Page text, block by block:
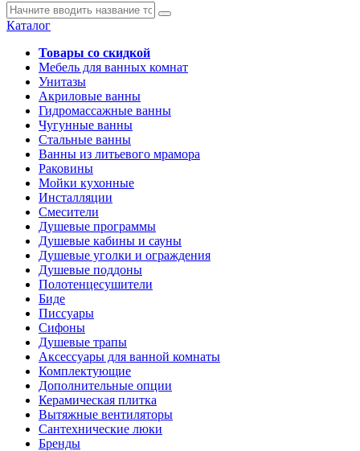
Каталог
Товары со скидкой
Мебель для ванных комнат
Унитазы
Акриловые ванны
Гидромассажные ванны
Чугунные ванны
Стальные ванны
Ванны из литьевого мрамора
Раковины
Мойки кухонные
Инсталляции
Смесители
Душевые программы
Душевые кабины и сауны
Душевые уголки и ограждения
Душевые поддоны
Полотенцесушители
Биде
Писсуары
Сифоны
Душевые трапы
Аксессуары для ванной комнаты
Комплектующие
Дополнительные опции
Керамическая плитка
Вытяжные вентиляторы
Сантехнические люки
Бренды